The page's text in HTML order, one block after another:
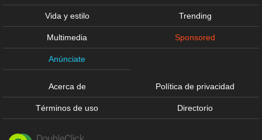
Vida y estilo Trending
Multimedia Sponsored
Anúnciate
Acerca de Política de privacidad
Términos de uso Directorio